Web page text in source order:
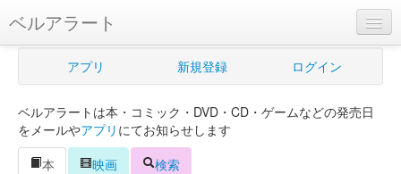
ベルアラート
ベルアラートとは
新規登録
ログイン
アプリ 新規登録 ログイン
ベルアラートは本・コミック・DVD・CD・ゲームなどの発売日
をメールやアプリ にてお知らせします
本
映画 検索